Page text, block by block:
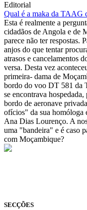
Editorial
Qual é a maka da TAAG
Esta é realmente a
cidadãos de Angola e de
parece não ter respostas.
anjos do que tentar
atrasos e cancelamentos
versa. Desta vez
primeira- dama de
bordo do voo DT 581 da
se encontrava
bordo de aeronave
ofícios" da sua homóloga
Ana Dias Lourenço. A
uma "bandeira" e é caso
com Moçambique?
SECÇÕES